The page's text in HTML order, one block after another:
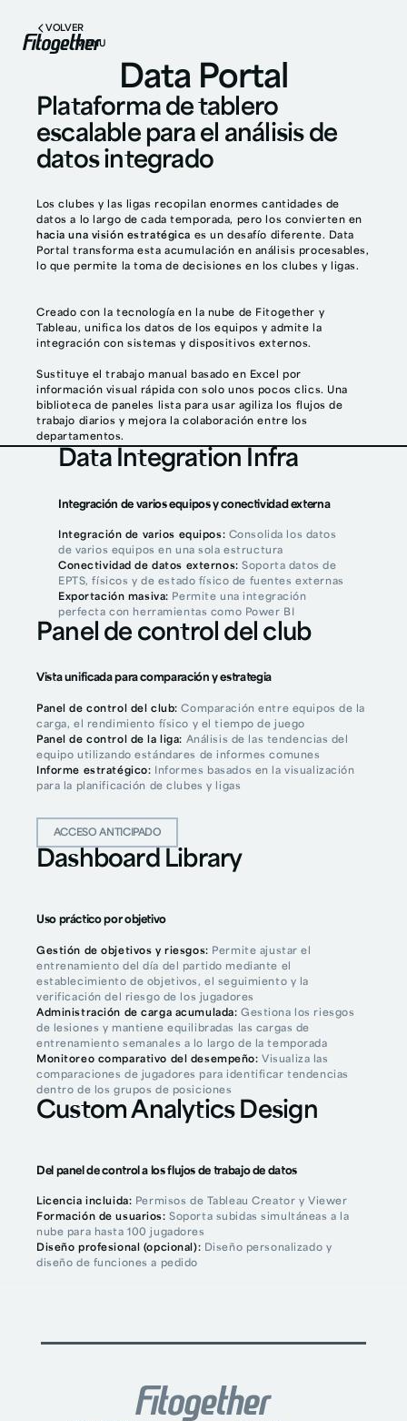
MENU
VOLVER
Data Portal
Plataforma de tablero
escalable para el análisis de
datos integrado
Los clubes y las ligas recopilan enormes cantidades de
datos a lo largo de cada temporada, pero los convierten en
hacia una visión estratégica es un desafío diferente. Data
Portal transforma esta acumulación en análisis procesables,
lo que permite la toma de decisiones en los clubes y ligas.
Creado con la tecnología en la nube de Fitogether y
Tableau, unifica los datos de los equipos y admite la
integración con sistemas y dispositivos externos.
Sustituye el trabajo manual basado en Excel por
información visual rápida con solo unos pocos clics. Una
biblioteca de paneles lista para usar agiliza los flujos de
trabajo diarios y mejora la colaboración entre los
departamentos.
Data Integration Infra
Integración de varios equipos y conectividad externa
Integración de varios equipos: Consolida los datos
de varios equipos en una sola estructura
Conectividad de datos externos: Soporta datos de
EPTS, físicos y de estado físico de fuentes externas
Exportación masiva: Permite una integración
perfecta con herramientas como Power BI
Panel de control del club
Vista unificada para comparación y estrategia
Panel de control del club: Comparación entre equipos de la
carga, el rendimiento físico y el tiempo de juego
Panel de control de la liga: Análisis de las tendencias del
equipo utilizando estándares de informes comunes
Informe estratégico: Informes basados en la visualización
para la planificación de clubes y ligas
VER DETALLES
ACCESO ANTICIPADO
Dashboard Library
Uso práctico por objetivo
Gestión de objetivos y riesgos: Permite ajustar el
entrenamiento del día del partido mediante el
establecimiento de objetivos, el seguimiento y la
verificación del riesgo de los jugadores
Administración de carga acumulada: Gestiona los riesgos
de lesiones y mantiene equilibradas las cargas de
entrenamiento semanales a lo largo de la temporada
Monitoreo comparativo del desempeño: Visualiza las
comparaciones de jugadores para identificar tendencias
dentro de los grupos de posiciones
Custom Analytics Design
Del panel de control a los flujos de trabajo de datos
Licencia incluida: Permisos de Tableau Creator y Viewer
Formación de usuarios: Soporta subidas simultáneas a la
nube para hasta 100 jugadores
Diseño profesional (opcional): Diseño personalizado y
diseño de funciones a pedido